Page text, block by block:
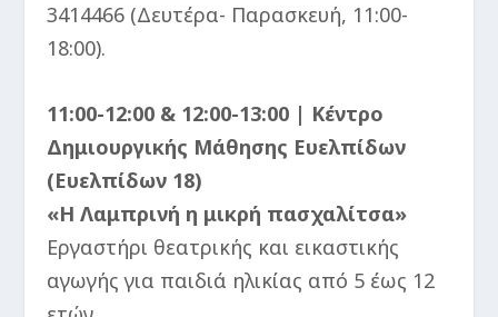
3414466 (Δευτέρα- Παρασκευή, 11:00-
18:00).
11:00-12:00 & 12:00-13:00 | Κέντρο
Δημιουργικής Μάθησης Ευελπίδων
(Ευελπίδων 18)
«Η Λαμπρινή η μικρή πασχαλίτσα»
Εργαστήρι θεατρικής και εικαστικής
αγωγής για παιδιά ηλικίας από 5 έως 12